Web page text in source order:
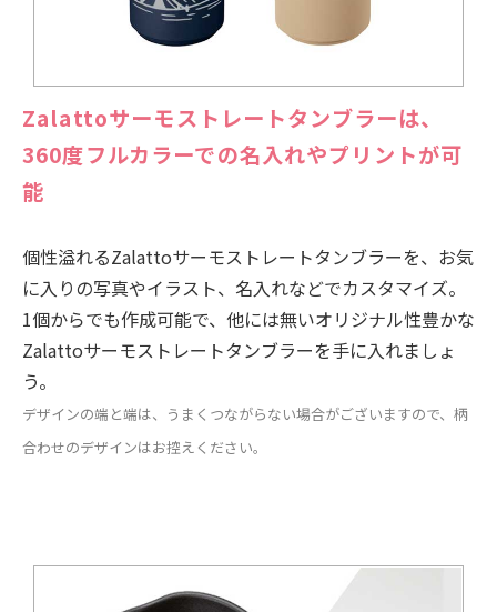
Zalattoサーモストレートタンブラーは、
360度フルカラーでの名入れやプリントが可
能
個性溢れるZalattoサーモストレートタンブラーを、お気
に入りの写真やイラスト、名入れなどでカスタマイズ。
1個からでも作成可能で、他には無いオリジナル性豊かな
Zalattoサーモストレートタンブラーを手に入れましょ
う。
デザインの端と端は、うまくつながらない場合がございますので、柄
合わせのデザインはお控えください。